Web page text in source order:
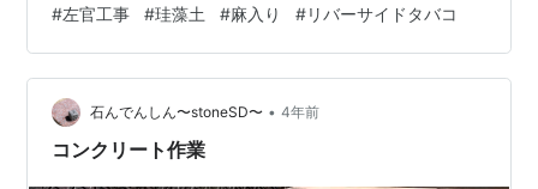
されたままなのでよくわかりませんが。 玄関から続く廊
下の壁も下塗りが終わっていました。基本的に白い珪藻
土をお願いしたので、外からの光が反射してうまく廊下
をまわってくれるといいなぁと思っています。 玄関土間
ではタイル貼りの作業中です（ありがとうございま
#左官工事 #珪藻土 #麻入り #リバーサイドタバコ
石んでんしん〜stoneSD〜 • 4年前
コンクリート作業